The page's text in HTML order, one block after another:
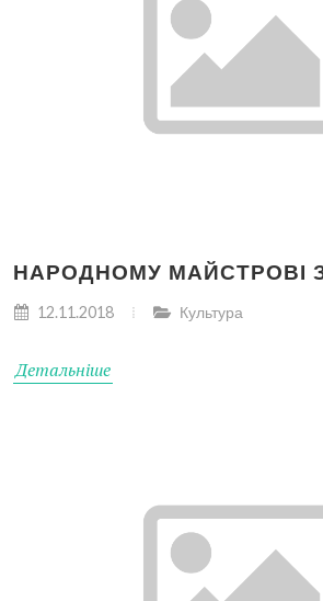
НАРОДНОМУ МАЙСТРОВІ
12.11.2018 Культура
Детальніше